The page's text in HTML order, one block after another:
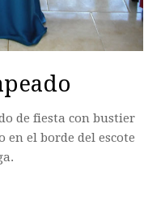
de fiesta con bustier
en el borde del escote